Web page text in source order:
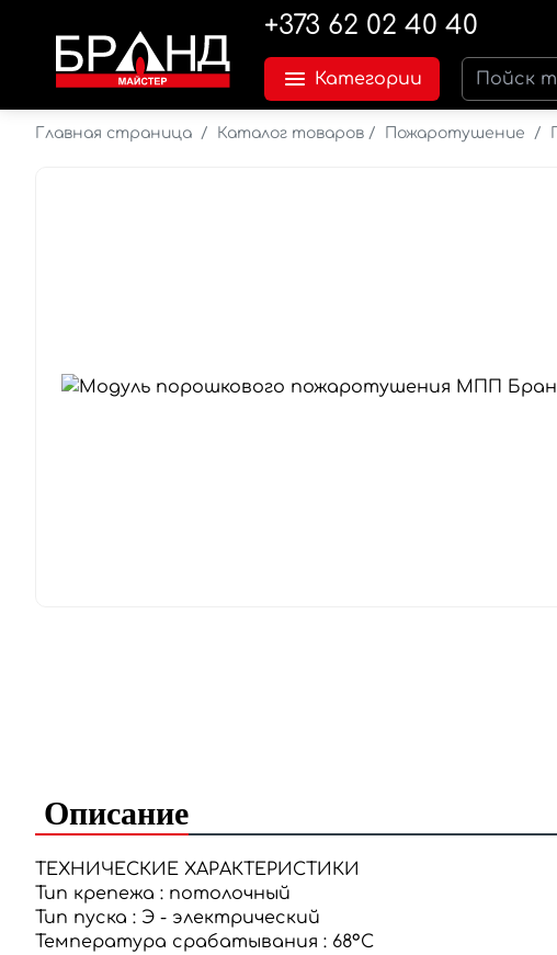
+373 62 02 40 40
Категории
Главная страница / Каталог товаров / Пожаротушение /
Описание
ТЕХНИЧЕСКИЕ ХАРАКТЕРИСТИКИ
Тип крепежа : потолочный
Тип пуска : Э - электрический
Температура срабатывания : 68°С